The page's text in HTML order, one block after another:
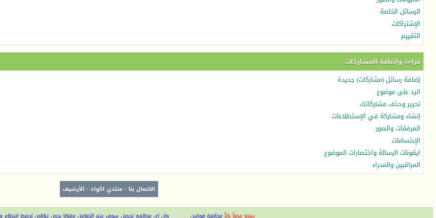
الرسائل الخاصة
الإشتراكات
التقييم
قراءة وإضافة المشاركات
إضافة رسائل (مشاركات) جديدة
الرد على موضوع
تحرير وحذف مشاركاتك
إنشاء ومشاركة في الإستطلاعات
المرفقات والصور
الإبتسامات
ايقونات الرسالة واختصارات الموضوع
المراقبين والمدراء
الاتصال بنا -منتدي اكواد- الأرشيف